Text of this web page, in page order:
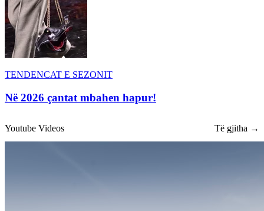
TENDENCAT E SEZONIT
Në 2026 çantat mbahen hapur!
Youtube Videos Të gjitha →